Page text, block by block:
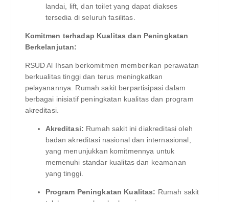
landai, lift, dan toilet yang dapat diakses
tersedia di seluruh fasilitas.
Komitmen terhadap Kualitas dan Peningkatan
Berkelanjutan:
RSUD Al Ihsan berkomitmen memberikan perawatan
berkualitas tinggi dan terus meningkatkan
pelayanannya. Rumah sakit berpartisipasi dalam
berbagai inisiatif peningkatan kualitas dan program
akreditasi.
Akreditasi: Rumah sakit ini diakreditasi oleh
badan akreditasi nasional dan internasional,
yang menunjukkan komitmennya untuk
memenuhi standar kualitas dan keamanan
yang tinggi.
Program Peningkatan Kualitas: Rumah sakit